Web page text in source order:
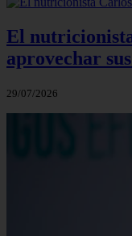
El
aprovechar
29/07/2026